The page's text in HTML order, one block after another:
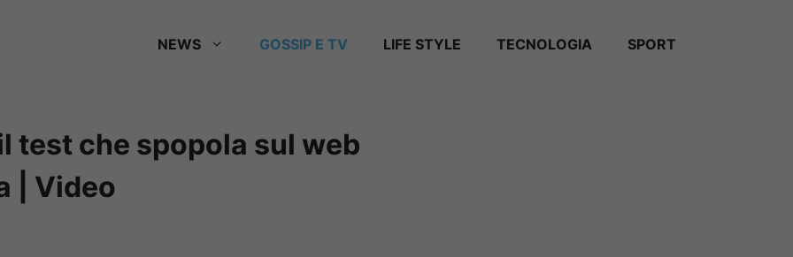
NEWS GOSSIP E TV LIFE STYLE TECNOLOGIA SPORT
test che spopola sul web
| Video